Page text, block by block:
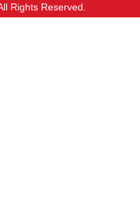
Rights Reserved.